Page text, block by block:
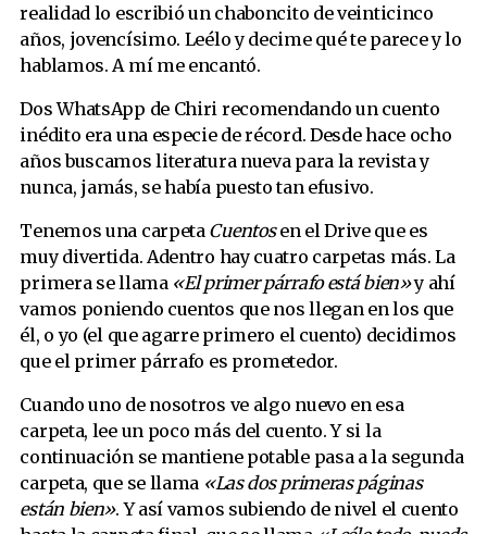
realidad lo escribió un chaboncito de veinticinco
años, jovencísimo. Leélo y decime qué te parece y lo
hablamos. A mí me encantó.
Dos WhatsApp de Chiri recomendando un cuento
inédito era una especie de récord. Desde hace ocho
años buscamos literatura nueva para la revista y
nunca, jamás, se había puesto tan efusivo.
Tenemos una carpeta Cuentosen el Drive que es
muy divertida. Adentro hay cuatro carpetas más. La
primera se llama «El primer párrafo está bien»y ahí
vamos poniendo cuentos que nos llegan en los que
él, o yo (el que agarre primero el cuento) decidimos
que el primer párrafo es prometedor.
Cuando uno de nosotros ve algo nuevo en esa
carpeta, lee un poco más del cuento. Y si la
continuación se mantiene potable pasa a la segunda
carpeta, que se llama «Las dos primeras páginas
están bien». Y así vamos subiendo de nivel el cuento